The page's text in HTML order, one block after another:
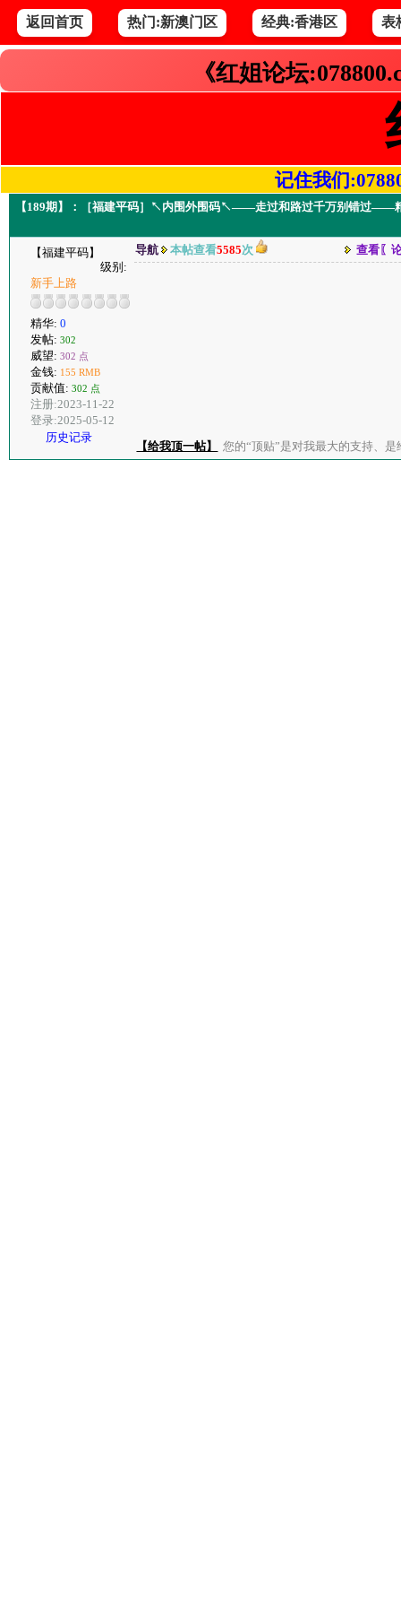
返回首页 热门:新澳门区 经典:香港区 表
《红姐论坛
记住我们
【189期】：［福建平码］↖内围外围码↖——走过和路过千万别错过——
【福建平码】
级别:
新手上路
精华: 0
发帖: 302
威望: 302 点
金钱: 155 RMB
贡献值: 302 点
注册:2023-11-22
登录:2025-05-12
历史记录
导航 本帖查看5585次 查看〖
【给我顶一帖】 您的“顶贴”是对我最大的支持、